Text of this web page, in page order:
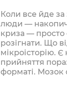
Коли все йде за
люди —
криза — просто
розігнати. Що
мікроісторію.
прийняття
форматі.